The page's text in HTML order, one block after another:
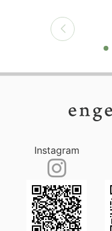
Instagram